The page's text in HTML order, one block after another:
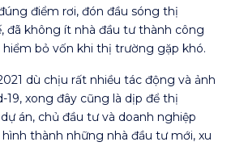
điểm rơi, đón đầu sóng thị
đã không ít nhà đầu tư thành công
bỏ vốn khi thị trường gặp khó.
dù chịu rất nhiều tác động và ảnh
19, xong đây cũng là dịp để thị
án, chủ đầu tư và doanh nghiệp
hình thành những nhà đầu tư mới, xu